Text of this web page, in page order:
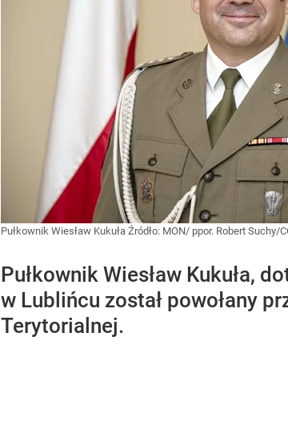
Pułkownik Wiesław Kukuła Źródło: MON/ ppor. Robert Suchy/
Pułkownik Wiesław Kukuła,
w Lublińcu został powołany
Terytorialnej.